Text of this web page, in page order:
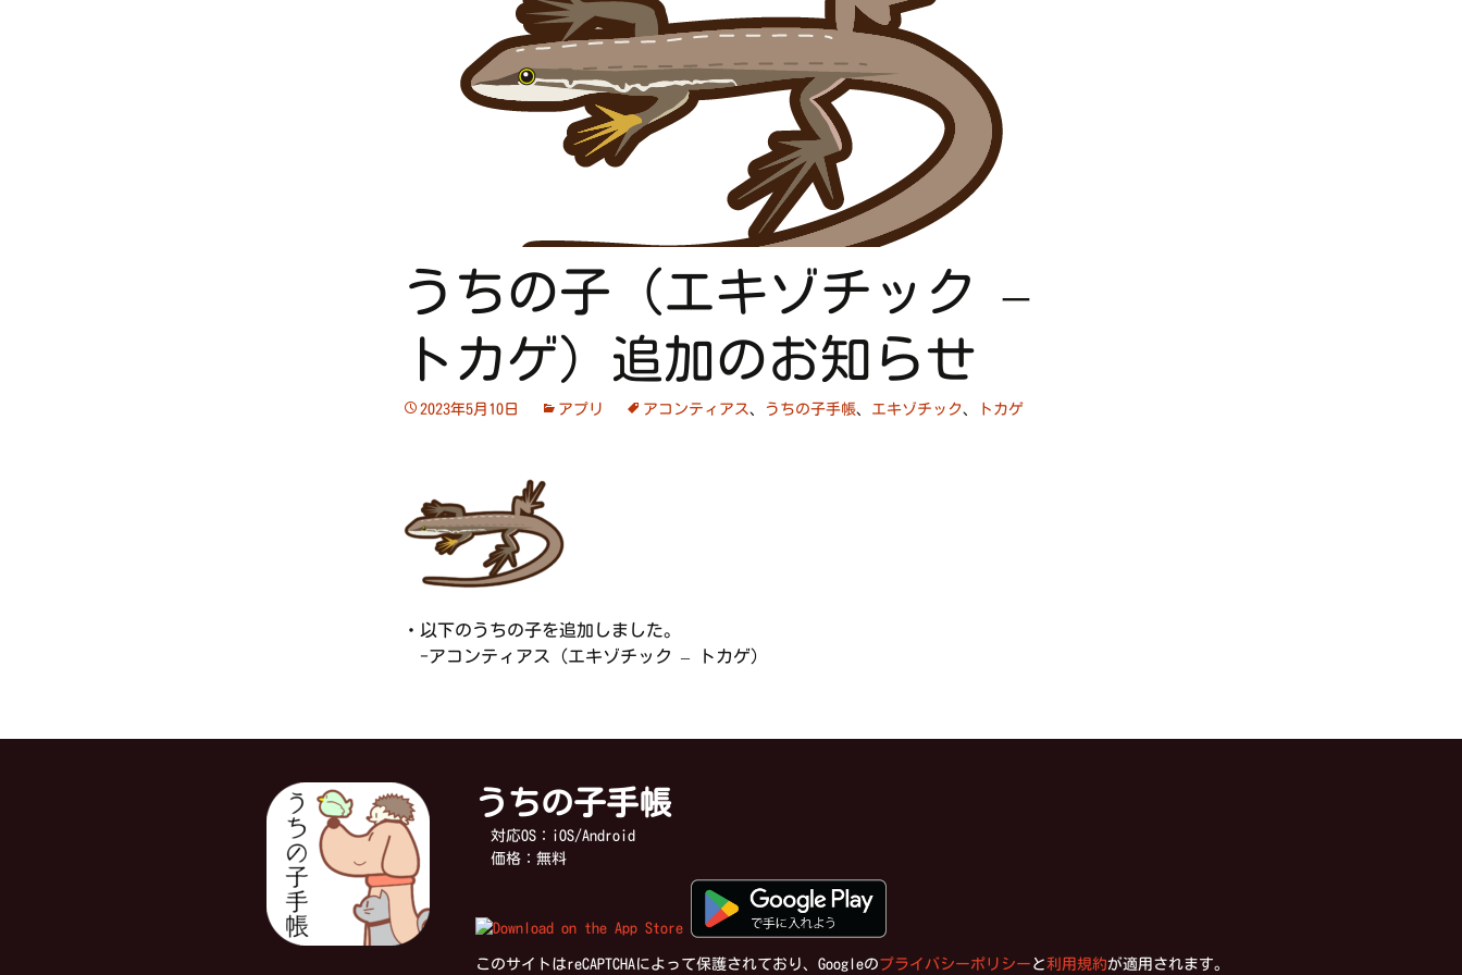
うちの子（エキゾチック –
トカゲ）追加のお知らせ
2023年5月10日 アプリ アコンティアス、 うちの子手帳、 エキゾチック、 トカゲ
・以下のうちの子を追加しました。
-アコンティアス（エキゾチック – トカゲ）
うちの子手帳
対応OS：iOS/Android
価格：無料
このサイトはreCAPTCHAによって保護されており、Googleのプライバシーポリシー と利用規約が適用されます。